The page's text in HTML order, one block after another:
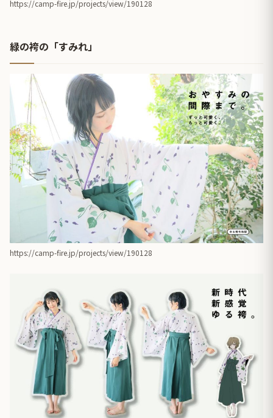
https://camp-fire.jp/projects/view/190128
緑の袴の「すみれ」
https://camp-fire.jp/projects/view/190128